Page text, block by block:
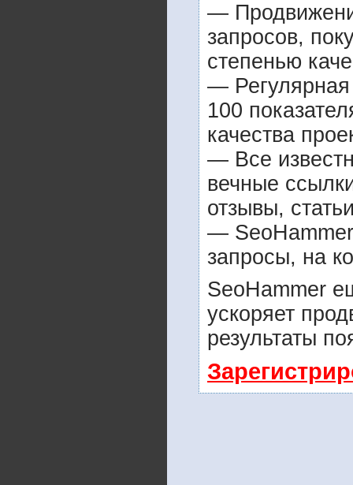
—
запросов,
степенью
— Регулярная
100
качества
— Все
вечные
отзывы,
— SeoHammer
запросы, на
SeoHammer
ускоряет
результаты